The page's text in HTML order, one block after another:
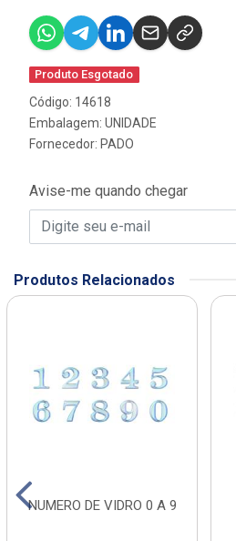
Produto Esgotado
Código: 14618
Embalagem: UNIDADE
Fornecedor: PADO
Avise-me quando chegar
Produtos Relacionados
NUMERO DE VIDRO 0 A 9